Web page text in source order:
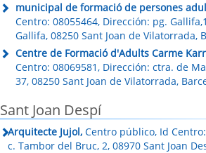
municipal de formació de persones
Centro: 08055464, Dirección: pg.
Gallifa, 08250 Sant Joan de Vilatorrada,
Centre de Formació d'Adults Carme
Centro: 08069581, Dirección: ctra. de
37, 08250 Sant Joan de Vilatorrada,
Sant Joan Despí
Arquitecte Jujol, Centro público, Id
c. Tambor del Bruc, 2, 08970 Sant Joan